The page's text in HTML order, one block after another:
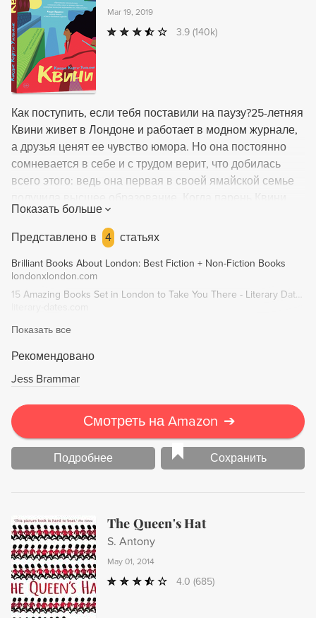
Mar 19, 2019
3.9 (140k)
Как поступить, если тебя поставили на паузу?25-летняя
Квини живет в Лондоне и работает в модном журнале,
а друзья ценят ее чувство юмора. Но она постоянно
сомневается в себе и с трудом верит, что добилась
всего этого: ведь она первая в своей ямайской семье
внезапно предлагает сделать перерыв в отношениях,
ее жизнь и самооценка начинают сыпаться как
карточный домик.Хранить верность или забыться с
парнями из приложений для знакомств? Уйти с головой
в работу? Или разобраться со старыми семейными
тайнами?Откровенная история, которая затронет
«Американхи». Смелая, обезоруживающе честная
«Квини» — роман о том, что значит быть современной
силы его восстановить.
Показать больше
Представлено в
4 статьях
Brilliant Books About London: Best Fiction + Non-Fiction Books
londonxlondon.com
15 Amazing Books Set in London to Take You There - Literary Dates
Показать все
Рекомендовано
Jess Brammar
Смотреть на Amazon ➔
Подробнее Сохранить
The Queen's Hat
S. Antony
May 01, 2014
4.0 (685)